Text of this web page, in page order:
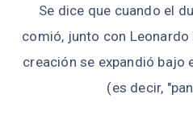
Se dice que cuando el
comió, junto con Leonardo
creación se expandió bajo
(es decir,